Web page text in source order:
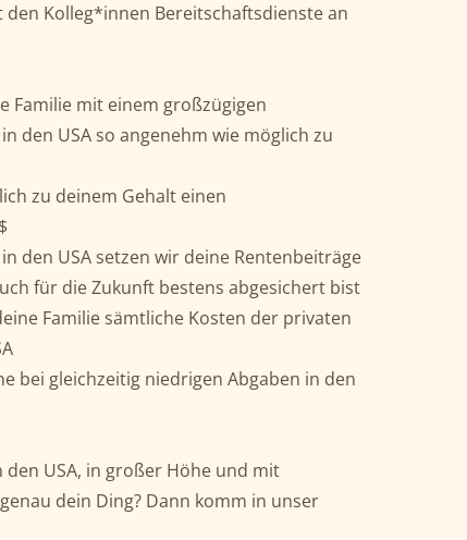
Kolleg*innen Bereitschaftsdienste an
Familie mit einem großzügigen
den USA so angenehm wie möglich zu
zu deinem Gehalt einen
den USA setzen wir deine Rentenbeiträge
für die Zukunft bestens abgesichert bist
Familie sämtliche Kosten der privaten
bei gleichzeitig niedrigen Abgaben in den
USA, in großer Höhe und mit
dein Ding? Dann komm in unser